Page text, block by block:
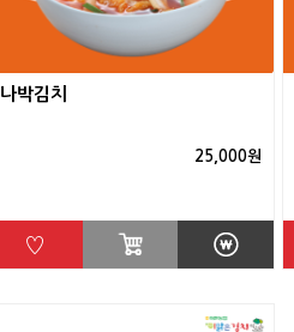
나박김치
25,000원
♡